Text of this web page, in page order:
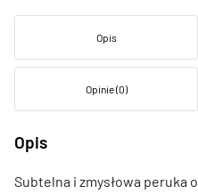
Opis
Opinie (0)
Opis
Subtelna i zmysłowa peruka